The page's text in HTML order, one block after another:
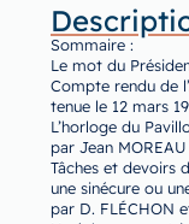
Sommaire :
Le mot du
Compte rendu de
tenue le 12 mars
L’horloge du
par Jean MOREAU
Tâches et devoirs
une sinécure ou
par D. FLÉCHON